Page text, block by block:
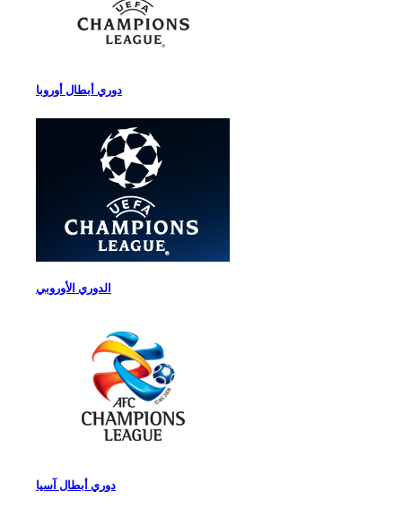
دوري أبطال أوروبا
الدوري الأوروبي
دوري أبطال آسيا